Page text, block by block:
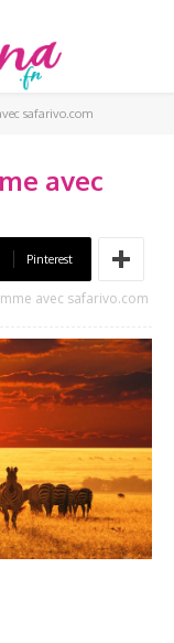
safarivo.com
avec
Pinterest
avec safarivo.com